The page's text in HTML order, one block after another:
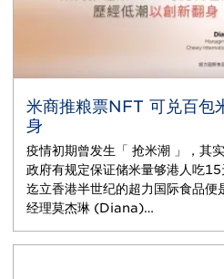
米商推粮票NFT 可兑百包
身
疫情初期曾发生「 抢米潮 」，其
政府有规定保证储米量够港人吃15
迄立香港半世纪的超力国际食品便
经理莫杰琳 (Diana)…